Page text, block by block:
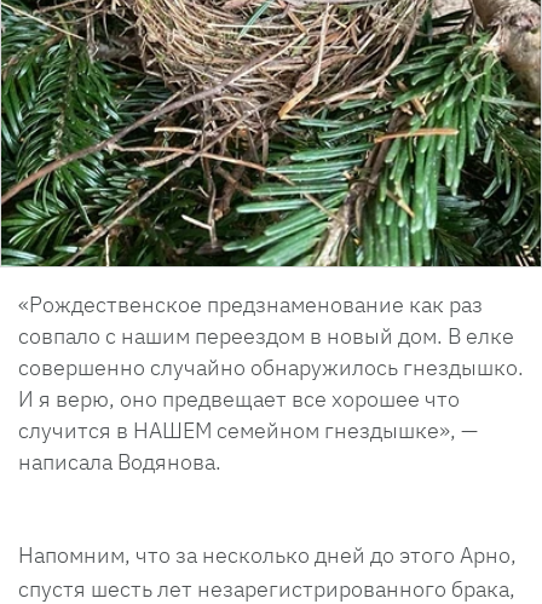
«Рождественское предзнаменование как раз
совпало с нашим переездом в новый дом. В елке
совершенно случайно обнаружилось гнездышко.
И я верю, оно предвещает все хорошее что
случится в НАШЕМ семейном гнездышке», —
написала Водянова.
Напомним, что за несколько дней до этого Арно,
спустя шесть лет незарегистрированного брака,